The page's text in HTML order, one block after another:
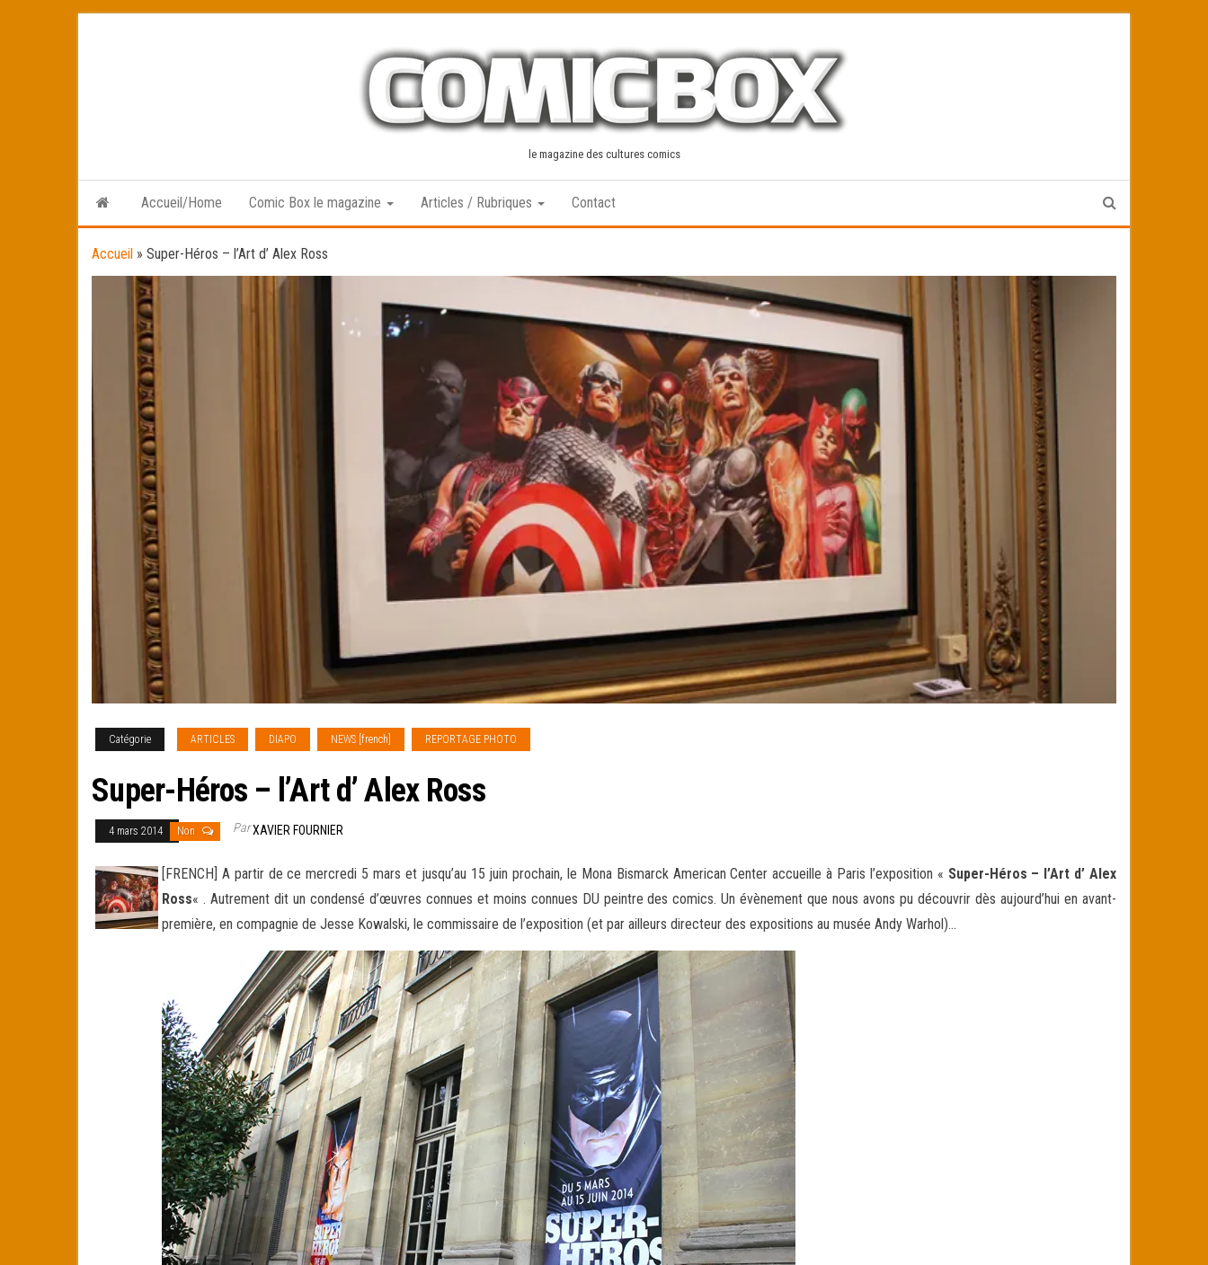
le magazine des cultures comics
Accueil/Home Comic Box le magazine Articles / Rubriques Contact
Accueil » Super-Héros – l’Art d’ Alex Ross
Catégorie ARTICLES DIAPO NEWS [french] REPORTAGE PHOTO
Super-Héros – l’Art d’ Alex Ross
4 mars 2014 Non ParXAVIER FOURNIER
[FRENCH] A partir de ce mercredi 5 mars et jusqu’au 15 juin prochain, le Mona Bismarck American Center accueille à Paris l’exposition « Super-Héros – l’Art d’ Alex
Ross« . Autrement dit un condensé d’œuvres connues et moins connues DU peintre des comics. Un évènement que nous avons pu découvrir dès aujourd’hui en avant-
première, en compagnie de Jesse Kowalski, le commissaire de l’exposition (et par ailleurs directeur des expositions au musée Andy Warhol)…